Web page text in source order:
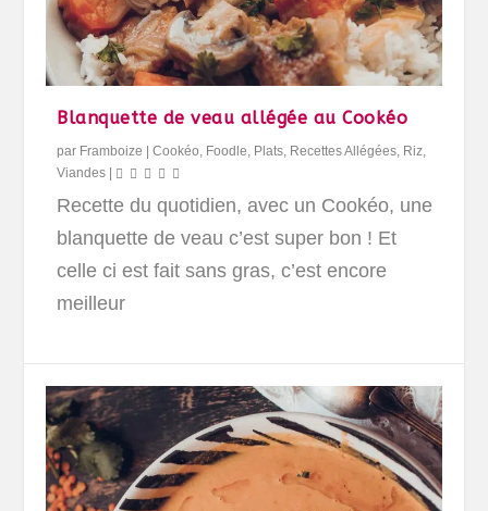
Blanquette de veau allégée au Cookéo
par Framboize |Cookéo, Foodle, Plats, Recettes Allégées, Riz,
Viandes
Recette du quotidien, avec un Cookéo, une
blanquette de veau c’est super bon ! Et
celle ci est fait sans gras, c’est encore
meilleur